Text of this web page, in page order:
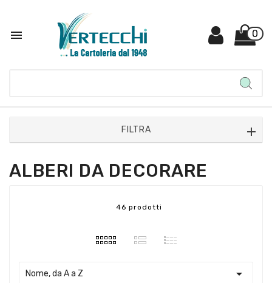
 0
FILTRA
ALBERI DA DECORARE
46 prodotti
Nome, da A a Z 